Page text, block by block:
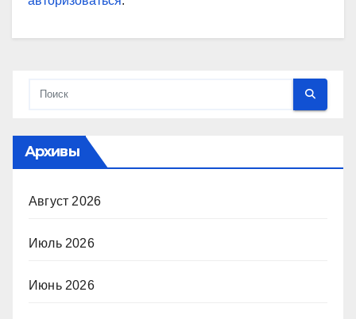
Архивы
Август 2026
Июль 2026
Июнь 2026